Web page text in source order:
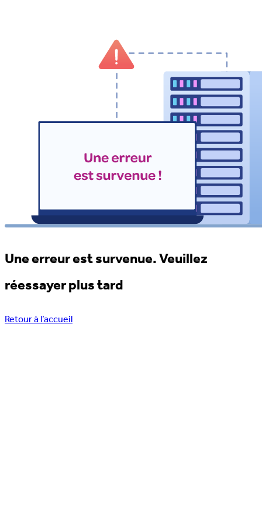
Une erreur est survenue. Veuillez
réessayer plus tard
Retour à l’accueil